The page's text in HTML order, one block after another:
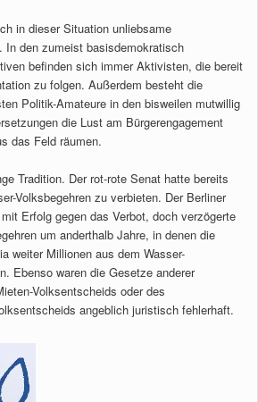
in dieser Situation unliebsame
In den zumeist basisdemokratisch
befinden sich immer Aktivisten, die bereit
zu folgen. Außerdem besteht die
Politik-Amateure in den bisweilen mutwillig
die Lust am Bürgerengagement
das Feld räumen.
Tradition. Der rot-rote Senat hatte bereits
Volksbegehren zu verbieten. Der Berliner
Erfolg gegen das Verbot, doch verzögerte
um anderthalb Jahre, in denen die
weiter Millionen aus dem Wasser-
Ebenso waren die Gesetze anderer
Volksentscheids oder des
angeblich juristisch fehlerhaft.